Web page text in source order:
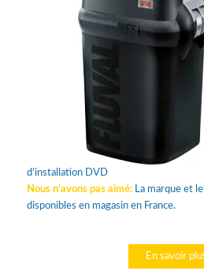
d’installation DVD
Nous n’avons pas aimé: La marque et
disponibles en magasin en France.
En savoir